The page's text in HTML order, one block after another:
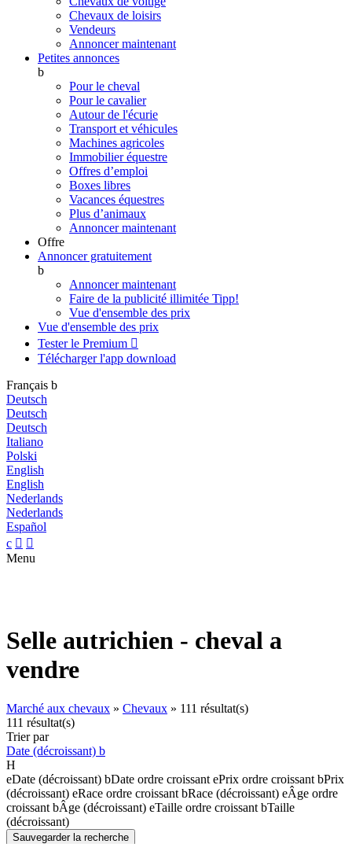
Chevaux de loisirs
Vendeurs
Annoncer maintenant
Petites annonces
b
Pour le cheval
Pour le cavalier
Autour de l'écurie
Transport et véhicules
Machines agricoles
Immobilier équestre
Offres d’emploi
Boxes libres
Vacances équestres
Plus d’animaux
Annoncer maintenant
Offre
Annoncer gratuitement
b
Annoncer maintenant
Faire de la publicité illimitée Tipp!
Vue d'ensemble des prix
Vue d'ensemble des prix
Tester le Premium 
Télécharger l'app download
Français b
Deutsch
Deutsch
Deutsch
Italiano
Polski
English
English
Nederlands
Nederlands
Español
c  
Menu
Selle autrichien - cheval a
vendre
Marché aux chevaux » Chevaux » 111 résultat(s)
111 résultat(s)
Trier par
Date (décroissant) b
H
eDate (décroissant) bDate ordre croissant ePrix ordre croissant bPrix
(décroissant) eRace ordre croissant bRace (décroissant) eÂge ordre
croissant bÂge (décroissant) eTaille ordre croissant bTaille
(décroissant)
Sauvegarder la recherche